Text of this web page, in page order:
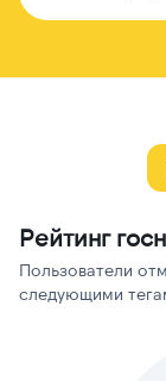
Рейтинг
Пользователи
следующими